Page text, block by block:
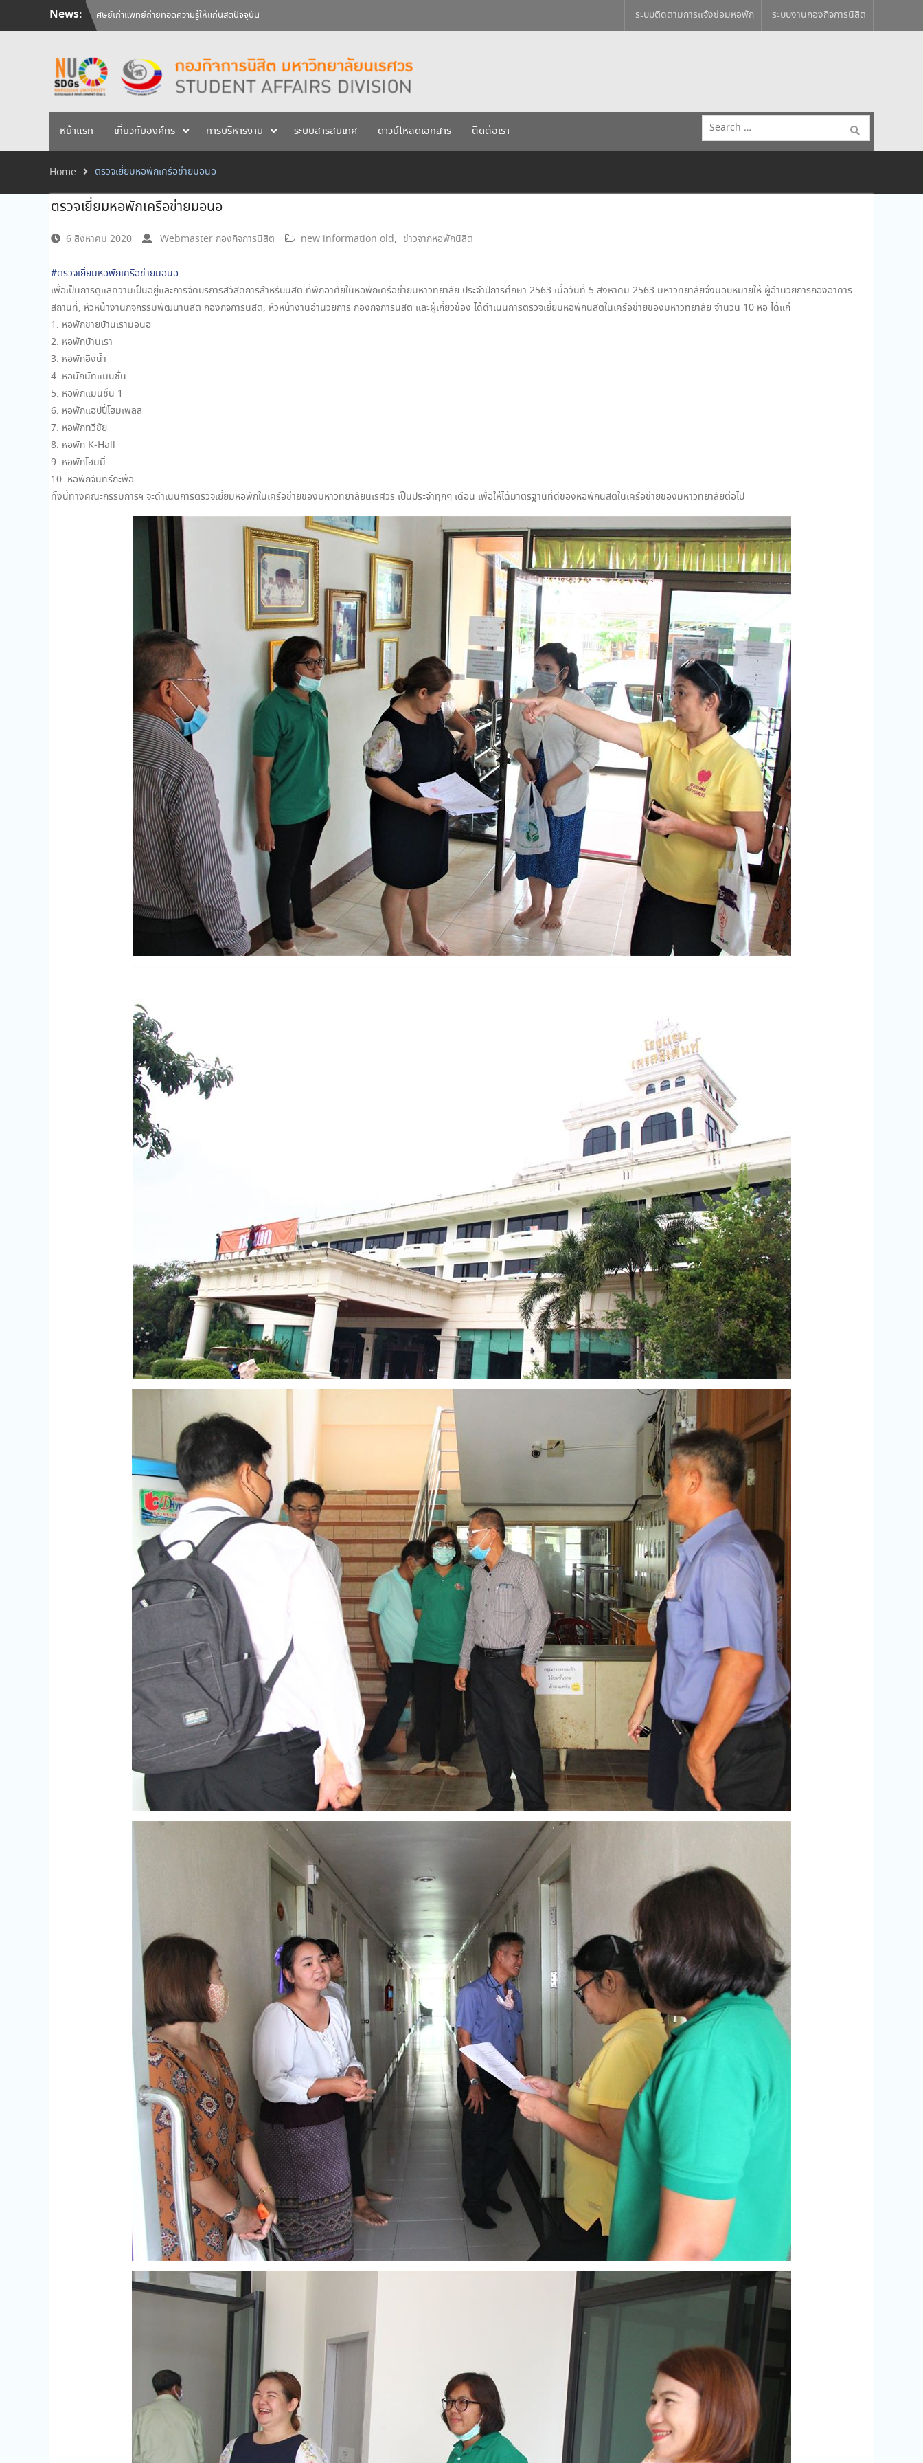
News:
วันคล้ายวันสถาปนามหาวิทยาลัยนเรศวร ครบรอบ 36 ปี 29 กรกฎาคม 2569
สัมภาษณ์นิสิตเพื่อพิจารณาเข้ารับทุนการศึกษามหาวิทยาลัยนเรศวร ประจำปีการศึกษา 256
ระบบติดตามการแจ้งซ่อมหอพัก ระบบงานกองกิจการนิสิต
หน้าแรก เกี่ยวกับองค์กร การบริหารงาน ระบบสารสนเทศ ดาวน์โหลดเอกสาร ติดต่อเรา
Search
for:
Home ตรวจเยี่ยมหอพักเครือข่ายมอนอ
ตรวจเยี่ยมหอพักเครือข่ายมอนอ
6 สิงหาคม 2020 Webmaster กองกิจการนิสิต new information old, ข่าวจากหอพักนิสิต
#ตรวจเยี่ยมหอพักเครือข่ายมอนอ
เพื่อเป็นการดูแลความเป็นอยู่และการจัดบริการสวัสดิการสำหรับนิสิต ที่พักอาศัยในหอพักเครือข่ายมหาวิทยาลัย ประจำปีการศึกษา 2563 เมื่อวันที่ 5 สิงหาคม 2563 มหาวิทยาลัยจึงมอบหมายให้ ผู้อำนวยการกองอาคาร
สถานที่, หัวหน้างานกิจกรรมพัฒนานิสิต กองกิจการนิสิต, หัวหน้างานอำนวยการ กองกิจการนิสิต และผู้เกี่ยวข้อง ได้ดำเนินการตรวจเยี่ยมหอพักนิสิตในเครือข่ายของมหาวิทยาลัย จำนวน 10 หอ ได้แก่
1. หอพักชายบ้านเรามอนอ
2. หอพักบ้านเรา
3. หอพักอิงน้ำ
4. หอนักนัทแมนชั่น
5. หอพักแมนชั่น 1
6. หอพักแฮปปี้โฮมเพลส
7. หอพักทวีชัย
8. หอพัก K-Hall
9. หอพักโฮมมี่
10. หอพักจันทร์กะพ้อ
ทั้งนี้ทางคณะกรรมการฯ จะดำเนินการตรวจเยี่ยมหอพักในเครือข่ายของมหาวิทยาลัยนเรศวร เป็นประจำทุกๆ เดือน เพื่อให้ได้มาตรฐานที่ดีของหอพักนิสิตในเครือข่ายของมหาวิทยาลัยต่อไป